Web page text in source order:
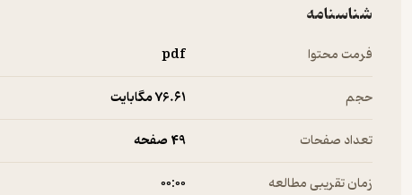
شناسنامه
فرمت محتوا pdf
حجم 76.۶۱ مگابایت
تعداد صفحات 49 صفحه
زمان تقریبی مطالعه ۰۰:۰۰